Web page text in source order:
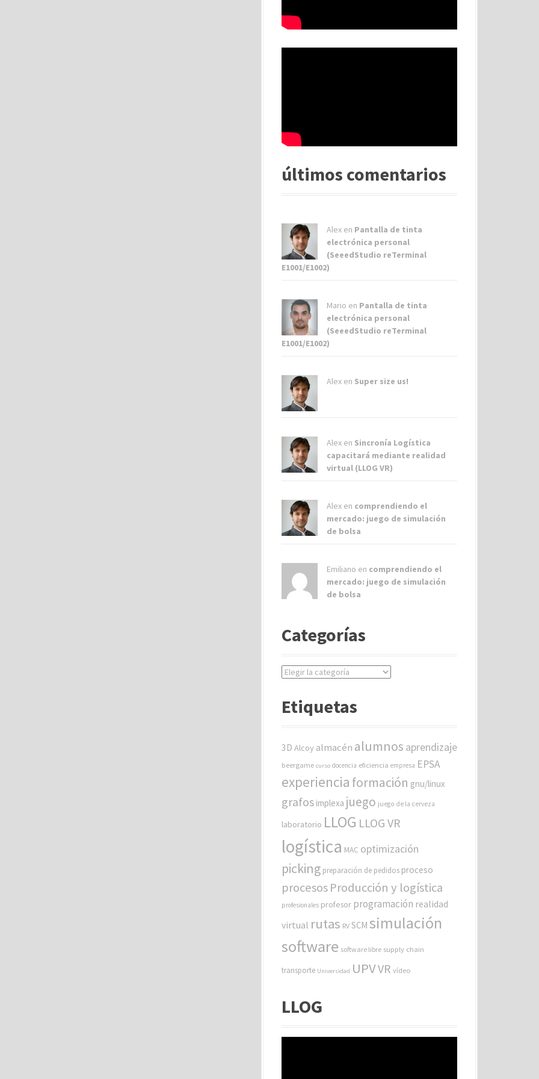
últimos comentarios
Alex en Pantalla de tinta
electrónica personal
(SeeedStudio reTerminal
E1001/E1002)
Mario en Pantalla de tinta
electrónica personal
(SeeedStudio reTerminal
E1001/E1002)
Alex en Super size us!
Alex en Sincronía Logística
capacitará mediante realidad
virtual (LLOG VR)
Alex en comprendiendo el
mercado: juego de simulación
de bolsa
Emiliano en comprendiendo el
mercado: juego de simulación
de bolsa
Categorías
C
e
r
s
Etiquetas
3D Alcoy almacén alumnos aprendizaje
beergame curso docencia eficiencia empresa EPSA
experiencia formación gnu/linux
grafos implexa juego juego de la cerveza
laboratorio LLOG LLOG VR
logística MAC optimización
picking preparación de pedidos proceso
procesosProducción y logística
profesionales profesor programación realidad
virtual rutas RV SCM simulación
software software libre supply chain
transporte Universidad UPVVR vídeo
LLOG